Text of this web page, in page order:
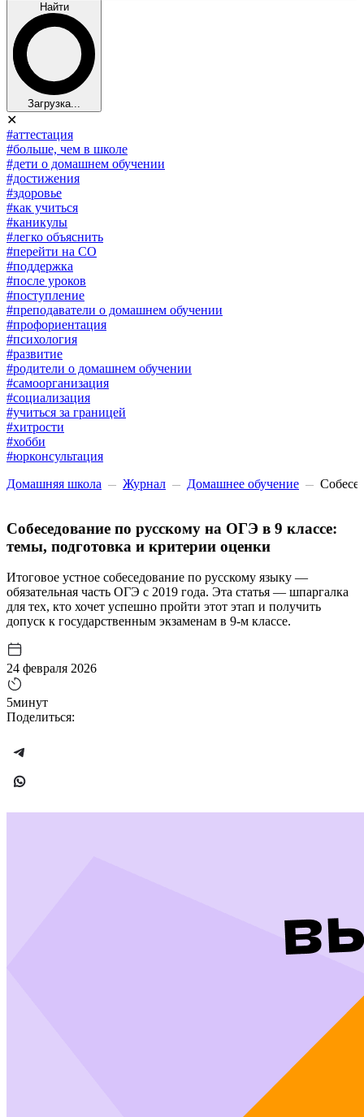
Найти
Загрузка...
✕
#аттестация
#больше, чем в школе
#дети о домашнем обучении
#достижения
#здоровье
#как учиться
#каникулы
#легко объяснить
#перейти на СО
#поддержка
#после уроков
#поступление
#преподаватели о домашнем обучении
#профориентация
#психология
#развитие
#родители о домашнем обучении
#самоорганизация
#социализация
#учиться за границей
#хитрости
#хобби
#юрконсультация
Домашняя школа
Журнал Домашнее обучение
Собеседование по русскому на ОГЭ в 9 классе:
темы, подготовка и критерии оценки
Итоговое устное собеседование по русскому языку —
обязательная часть ОГЭ с 2019 года. Эта статья — шпаргалка
для тех, кто хочет успешно пройти этот этап и получить
допуск к государственным экзаменам в 9-м классе.
24 февраля 2026
5минут
Поделиться: